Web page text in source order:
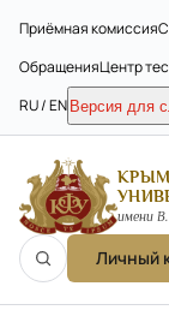
Приёмная комиссия
ОбращенияЦентр
RU / EN Версия для
имени В.
Личный